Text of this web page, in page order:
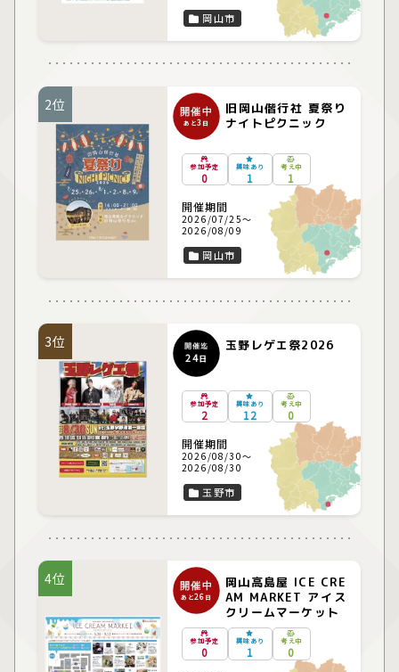
岡山市
2位
旧岡山偕行社 夏祭り
ナイトピクニック
参加予定
0
興味あり
1
考え中
1
開催中
あと3 日
開催期間
2026/07/25～
2026/08/09
岡山市
3位 玉野レゲエ祭2026
参加予定
2
興味あり
12
考え中
0
開催迄
24日
開催期間
2026/08/30～
2026/08/30
玉野市
4位
岡山高島屋 ICE CRE
AM MARKET アイス
クリームマーケット
参加予定
0
興味あり
1
考え中
0
開催中
あと26 日